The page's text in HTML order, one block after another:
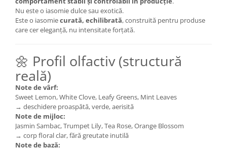
Nu este o iasomie dulce sau exotică.
Este o iasomiecurată, echilibrată, construită pentru produse
care cer eleganță, nu intensitate forțată.
🌼 Profil olfactiv (structură
reală)
Note de vârf:
Sweet Lemon, White Clove, Leafy Greens, Mint Leaves
→ deschidere proaspătă, verde, aerisită
Note de mijloc:
Jasmin Sambac, Trumpet Lily, Tea Rose, Orange Blossom
→ corp floral clar, fără greutate inutilă
Note de bază: